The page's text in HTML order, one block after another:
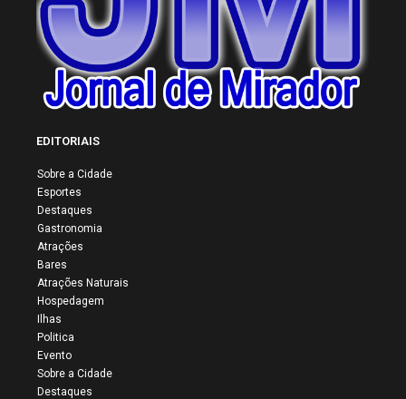
EDITORIAIS
Sobre a Cidade
Esportes
Destaques
Gastronomia
Atrações
Bares
Atrações Naturais
Hospedagem
Ilhas
Politica
Evento
Sobre a Cidade
Destaques